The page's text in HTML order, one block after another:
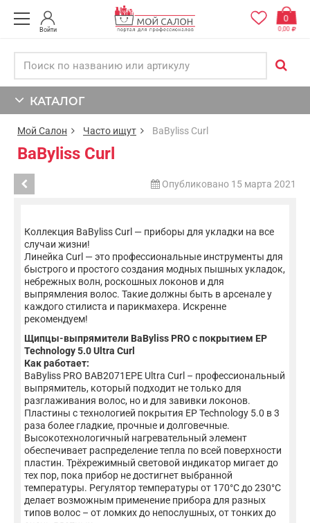
Войти
0
0,00
КАТАЛОГ
Мой Салон Часто ищут BaByliss Curl
BaByliss Curl
Опубликовано 15 марта 2021
Коллекция BaByliss Curl — приборы для укладки на все
случаи жизни!
Линейка Curl — это профессиональные инструменты для
быстрого и простого создания модных пышных укладок,
небрежных волн, роскошных локонов и для
выпрямления волос. Такие должны быть в арсенале у
каждого стилиста и парикмахера. Искренне
рекомендуем!
Щипцы-выпрямители BaByliss PRO с покрытием EP
Technology 5.0 Ultra Curl
Как работает:
BaByliss PRO BAB2071EPE Ultra Curl – профессиональный
выпрямитель, который подходит не только для
разглаживания волос, но и для завивки локонов.
Пластины с технологией покрытия EP Technology 5.0 в 3
раза более гладкие, прочные и долговечные.
Высокотехнологичный нагревательный элемент
обеспечивает распределение тепла по всей поверхности
пластин. Трёхрежимный световой индикатор мигает до
тех пор, пока прибор не достигнет выбранной
температуры. Регулятор температуры от 170°C до 230°C
делает возможным применение прибора для разных
типов волос – от ломких до непослушных, от тонких до